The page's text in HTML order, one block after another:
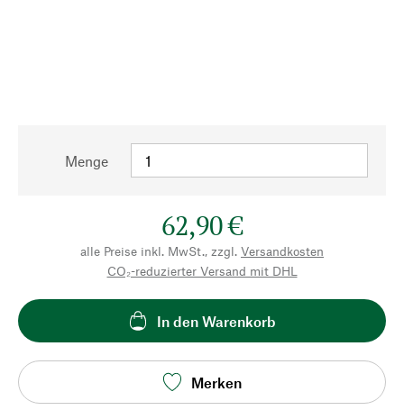
Menge
62,90 €
alle Preise inkl. MwSt., zzgl. Versandkosten
CO₂-reduzierter Versand mit DHL
In den Warenkorb
Merken